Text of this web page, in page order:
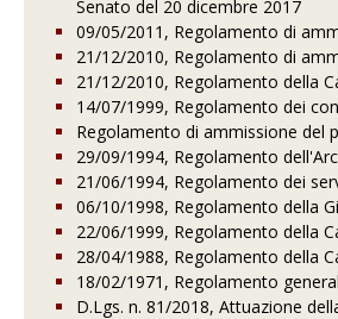
Senato del 20 dicembre 2017
09/05/2011, Regolamento di
21/12/2010, Regolamento di
21/12/2010, Regolamento della
14/07/1999, Regolamento dei
Regolamento di ammissione del
29/09/1994, Regolamento
21/06/1994, Regolamento dei
06/10/1998, Regolamento della
22/06/1999, Regolamento della
28/04/1988, Regolamento della
18/02/1971, Regolamento
D.Lgs. n. 81/2018, Attuazione